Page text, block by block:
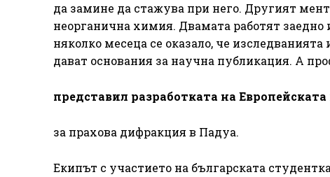
да замине да стажува при него. Другият
неорганична химия. Двамата работят заедно
няколко месеца се оказало, че
дават основания за научна публикация. А
представил разработката на
за прахова дифракция в Падуа.
Екипът с участието на българската